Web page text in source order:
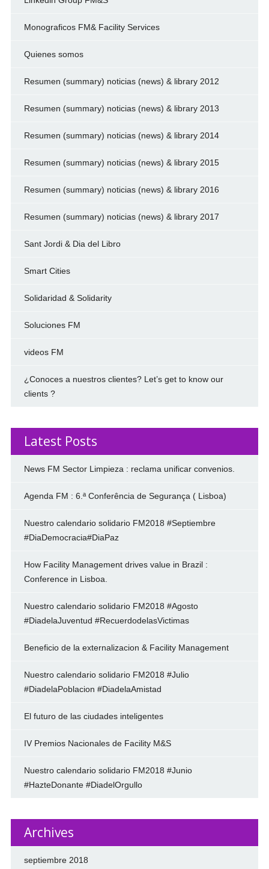
Monograficos FM& Facility Services
Quienes somos
Resumen (summary) noticias (news) & library 2012
Resumen (summary) noticias (news) & library 2013
Resumen (summary) noticias (news) & library 2014
Resumen (summary) noticias (news) & library 2015
Resumen (summary) noticias (news) & library 2016
Resumen (summary) noticias (news) & library 2017
Sant Jordi & Dia del Libro
Smart Cities
Solidaridad & Solidarity
Soluciones FM
videos FM
¿Conoces a nuestros clientes? Let’s get to know our
clients ?
Latest Posts
News FM Sector Limpieza : reclama unificar convenios.
Agenda FM : 6.ª Conferência de Segurança ( Lisboa)
Nuestro calendario solidario FM2018 #Septiembre
#DiaDemocracia#DiaPaz
How Facility Management drives value in Brazil :
Conference in Lisboa.
Nuestro calendario solidario FM2018 #Agosto
#DiadelaJuventud #RecuerdodelasVictimas
Beneficio de la externalizacion & Facility Management
Nuestro calendario solidario FM2018 #Julio
#DiadelaPoblacion #DiadelaAmistad
El futuro de las ciudades inteligentes
IV Premios Nacionales de Facility M&S
Nuestro calendario solidario FM2018 #Junio
#HazteDonante #DiadelOrgullo
Archives
septiembre 2018